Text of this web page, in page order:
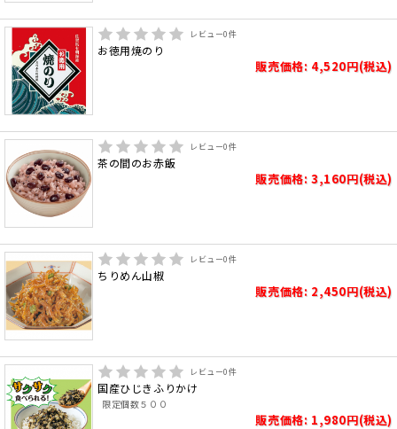
レビュー0件
お徳用焼のり
販売価格: 4,520円(税込)
レビュー0件
茶の間のお赤飯
販売価格: 3,160円(税込)
レビュー0件
ちりめん山椒
販売価格: 2,450円(税込)
レビュー0件
国産ひじきふりかけ
限定個数５００
販売価格: 1,980円(税込)